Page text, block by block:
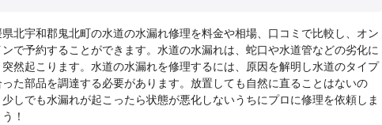
北宇和郡鬼北町の水道の水漏れ修理を料金や相場、口コミで比較し、オン
ンで予約することができます。水道の水漏れは、蛇口や水道管などの劣化に
突然起こります。水道の水漏れを修理するには、原因を解明し水道のタイプ
った部品を調達する必要があります。放置しても自然に直ることはないの
少しでも水漏れが起こったら状態が悪化しないうちにプロに修理を依頼しま
！